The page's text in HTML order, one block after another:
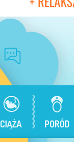
CIĄŻA PORÓD